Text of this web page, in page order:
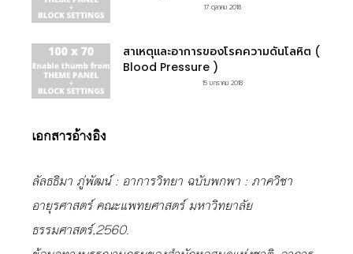
17 ตุลาคม 2018
สาเหตุและอาการของโรคความดันโลหิต (
Blood Pressure )
15 มกราคม 2018
เอกสารอ้างอิง
ลัลธธิมา ภู่พัฒน์ : อาการวิทยา ฉบับพกพา : ภาควิชา
อายุรศาสตร์ คณะแพทยศาสตร์ มหาวิทยาลัย
ธรรมศาสตร์,2560.